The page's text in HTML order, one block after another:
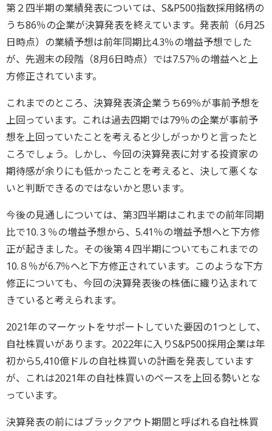
第２四半期の業績発表については、S&P500指数採用銘柄の
うち86％の企業が決算発表を終えています。発表前（6月25
日時点）の業績予想は前年同期比4.3％の増益予想でした
が、先週末の段階（8月6日時点）では7.57％の増益へと上
方修正されています。
これまでのところ、決算発表済企業うち69％が事前予想を
上回っています。これは過去四期では79％の企業が事前予
想を上回っていたことを考えると少しがっかりと言ったと
ころでしょう。しかし、今回の決算発表に対する投資家の
期待感が余りにも低かったことを考えると、決して悪くな
いと判断できるのではないかと思います。
今後の見通しについては、第3四半期はこれまでの前年同期
比で10.３％の増益予想から、5.41％の増益予想へと下方修
正が起きました。その後第４四半期についてもこれまでの
10.８％が6.7％へと下方修正されています。このような下方
修正についても、今回の決算発表後の株価に織り込まれて
きていると考えられます。
2021年のマーケットをサポートしていた要因の1つとして、
自社株買いがあります。2022年に入りS&P500採用企業は年
初から5,410億ドルの自社株買いの計画を発表しています
が、これは2021年の自社株買いのペースを上回る勢いとな
っています。
決算発表の前にはブラックアウト期間と呼ばれる自社株買